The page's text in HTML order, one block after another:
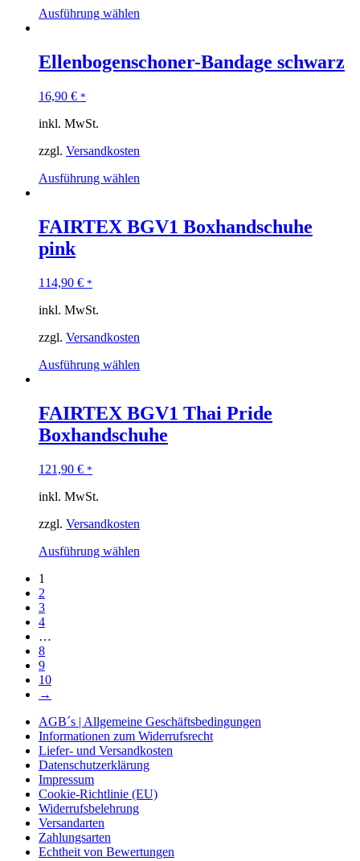
Ausführung wählen
Ellenbogenschoner-Bandage schwarz
16,90 € *
inkl. MwSt.
zzgl. Versandkosten
Ausführung wählen
FAIRTEX BGV1 Boxhandschuhe
pink
114,90 € *
inkl. MwSt.
zzgl. Versandkosten
Ausführung wählen
FAIRTEX BGV1 Thai Pride
Boxhandschuhe
121,90 € *
inkl. MwSt.
zzgl. Versandkosten
Ausführung wählen
1
2
3
4
…
8
9
10
→
AGB´s | Allgemeine Geschäftsbedingungen
Informationen zum Widerrufsrecht
Liefer- und Versandkosten
Datenschutzerklärung
Impressum
Cookie-Richtlinie (EU)
Widerrufsbelehrung
Versandarten
Zahlungsarten
Echtheit von Bewertungen